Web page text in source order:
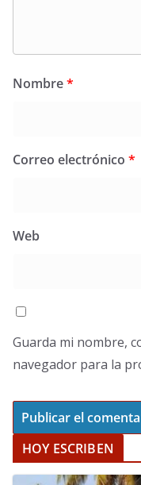
Nombre*
Correo electrónico *
Web
Guarda mi nombre,
navegador para la
HOY ESCRIBEN